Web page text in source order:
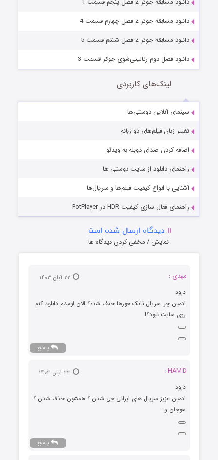
دانلود مسابقه جوکر 2 فصل پنجم قسمت 1
دانلود مسابقه جوکر 2 فصل چهارم قسمت 4
دانلود مسابقه جوکر 2 فصل ششم قسمت 5
دانلود فصل دوم رئالیتی‌شوی جوکر قسمت 3
لینک‌های کاربردی
سینمای آنلاین دوستی‌ها
تغییر زبان فیلم‌های دو زبانه
اضافه کردن صدای دوبله به ویدئو
راهنمای دانلود از سایت دوستی ها
آشنایی با انواع کیفیت فیلم‌ها و سریال‌ها
راهنمای فعال سازی کیفیت HDR در PotPlayer
۱۱ دیدگاه ارسال شده است
نمایش / مخفی کردن دیدگاه ها
مهدی :
۲۲ آبان ۱۴۰۳
درود
ادمین چرا سریال تانک خورها حذف شده؟ الان اومدم دانلود کنم
روی سایت نبود؟!
پاسخ
HAMID :
درود
ادمین عزیز سریال های ایرانی چی شدن ؟ همشون حذف شدن ؟
سوجان و….
پاسخ